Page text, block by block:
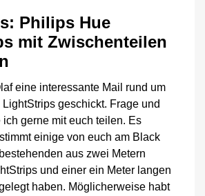
Philips
mit
verlängern
Philips Hue
mit Zwischenteilen
eine interessante Mail rund um
geschickt. Frage und
ich gerne mit euch teilen. Es
einige von euch am Black
aus zwei Metern
und einer ein Meter langen
haben. Möglicherweise habt